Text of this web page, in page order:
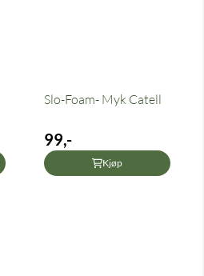
Slo-Foam- Myk Catell
99,-
Kjøp